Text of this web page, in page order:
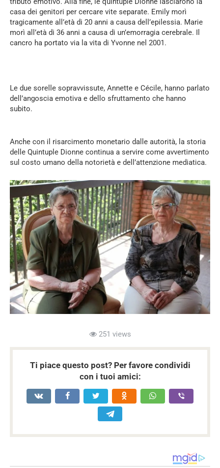
casa dei genitori per cercare vite separate. Emily morì
tragicamente all’età di 20 anni a causa dell’epilessia. Marie
morì all’età di 36 anni a causa di un’emorragia cerebrale. Il
cancro ha portato via la vita di Yvonne nel 2001.
Le due sorelle sopravvissute, Annette e Cécile, hanno parlato
dell’angoscia emotiva e dello sfruttamento che hanno
subito.
Anche con il risarcimento monetario dalle autorità, la storia
delle Quintuple Dionne continua a servire come avvertimento
sul costo umano della notorietà e dell’attenzione mediatica.
251 views
Ti piace questo post? Per favore condividi
con i tuoi amici: